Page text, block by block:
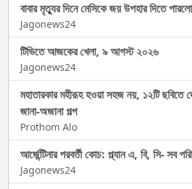
বাবার মৃত্যুর দিনে মেসিকে জয় উপহার দিতে পারলো
Jagonews24
টিভিতে আজকের খেলা, ৯ আগস্ট ২০২৬
Jagonews24
মহাতারকার মহীরূহ হওয়া সহজ নয়, ১২টি ছবিতে
জানা-অজানা গল্প
Prothom Alo
আর্জেন্টিনার পরবর্তী কোচ: প্ল্যান এ, বি, সি- সব
Jagonews24